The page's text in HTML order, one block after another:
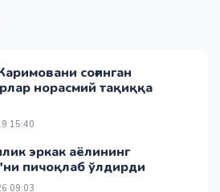
соғинган
норасмий тақиққа
15:40
эркак аёлининг
пичоқлаб ўлдирди
09:03